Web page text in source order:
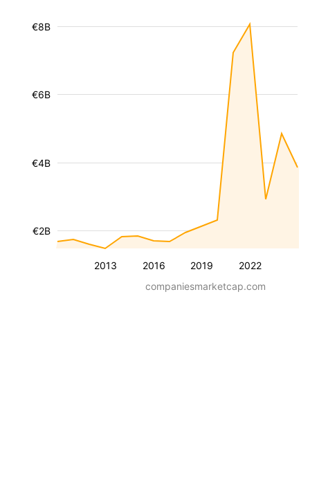
2013 2016 2019 2022
€2B
€4B
€6B
€8B
companiesmarketcap.com